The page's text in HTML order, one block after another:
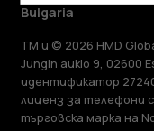
Bulgaria
TM и © 2026 HMD
Jungin aukio 9, 02600
идентификатор
лиценз за телефони
търговска марка на